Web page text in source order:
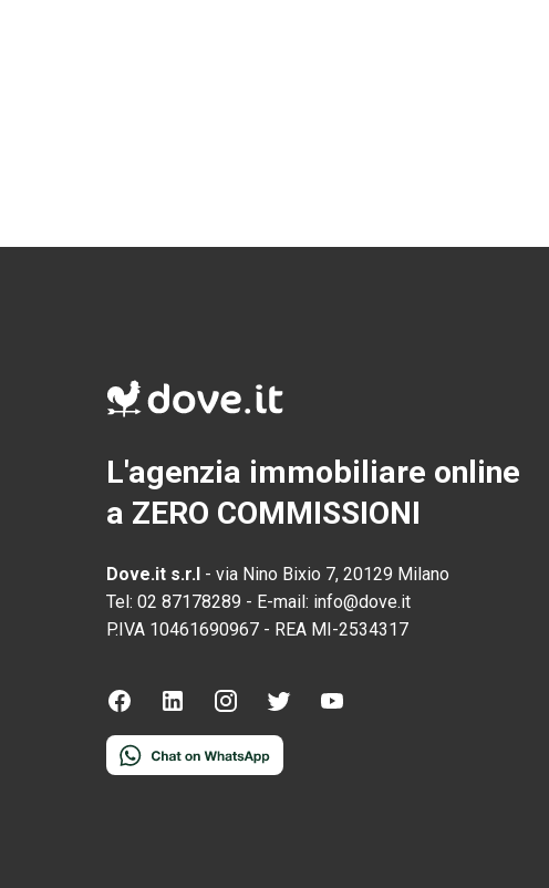
L'agenzia immobiliare online
a ZERO COMMISSIONI
Dove.it s.r.l - via Nino Bixio 7, 20129 Milano
Tel: 02 87178289 - E-mail: info@dove.it
P.IVA 10461690967 - REA MI-2534317